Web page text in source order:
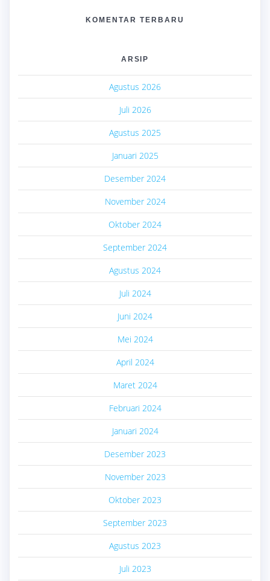
KOMENTAR TERBARU
ARSIP
Agustus 2026
Juli 2026
Agustus 2025
Januari 2025
Desember 2024
November 2024
Oktober 2024
September 2024
Agustus 2024
Juli 2024
Juni 2024
Mei 2024
April 2024
Maret 2024
Februari 2024
Januari 2024
Desember 2023
November 2023
Oktober 2023
September 2023
Agustus 2023
Juli 2023